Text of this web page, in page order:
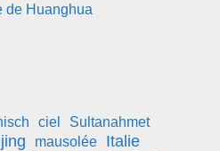
de Huanghua
ciel Sultanahmet
mausolée Italie